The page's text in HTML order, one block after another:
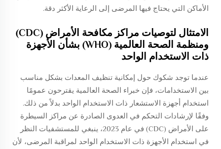
الأماكن التي يحتاج فيها المرضى إلى الرعاية الأكثر دقة.
الامتثال لتوصيات مراكز مكافحة الأمراض (CDC)
ومنظمة الصحة العالمية (WHO) بشأن الأجهزة
ذات الاستخدام الواحد
عندما توجد شكوك حول إمكانية تنظيف المعدات بشكل مناسب
بين الاستخدامات، فإن خبراء الصحة العالمية يقترحون عمومًا
استخدام أجهزة الاستشعار ذات الاستخدام الواحد بدلاً من ذلك.
وفقًا لإرشادات التحكم في العدوى الصادرة عن مراكز السيطرة
على الأمراض (CDC) في عام 2023، ينبغي للمستشفيات النظر
في استخدام الأجهزة ذات الاستخدام الواحد لمراقبة المرضى، لأن